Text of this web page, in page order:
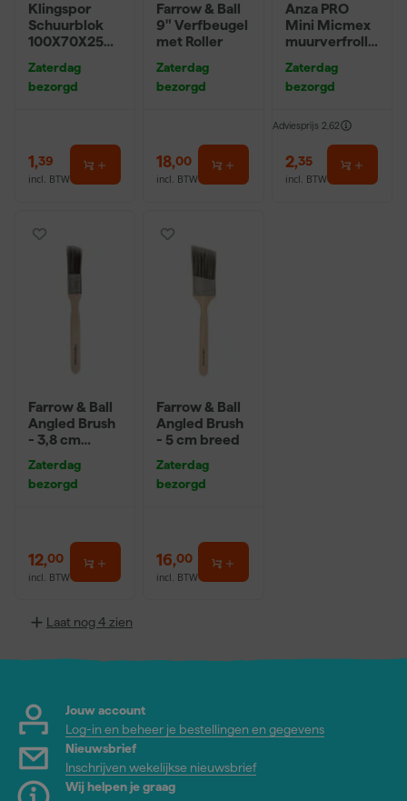
Klingspor
Schuurblok
100X70X25m
P220
Zaterdag
bezorgd
1,39
incl. BTW
Farrow & Ball
9" Verfbeugel
met Roller
Zaterdag
bezorgd
18,00
incl. BTW
Anza PRO
Mini Micmex
muurverfrolle
Zaterdag
bezorgd
Adviesprijs 2,62
2,35
incl. BTW
Farrow & Ball
Angled Brush
- 3,8 cm
Zaterdag
bezorgd
12,00
incl. BTW
Farrow & Ball
Angled Brush
- 5 cm breed
Zaterdag
bezorgd
16,00
incl. BTW
Laat nog 4 zien
Jouw account
Log-in en beheer je bestellingen en gegevens
Nieuwsbrief
Inschrijven wekelijkse nieuwsbrief
Wij helpen je graag